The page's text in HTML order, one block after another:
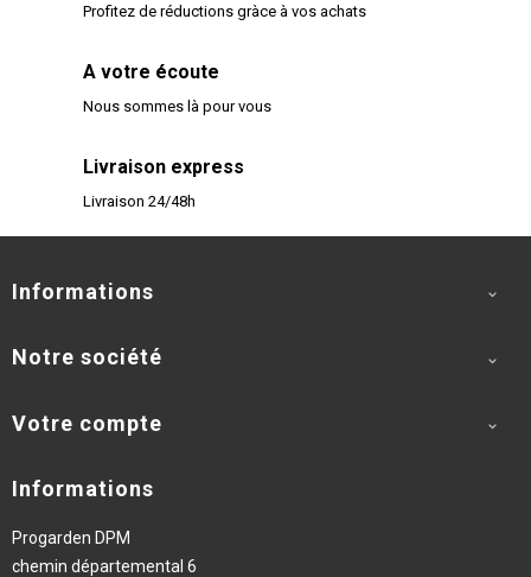
Profitez de réductions gràce à vos achats
A votre écoute
Nous sommes là pour vous
Livraison express
Livraison 24/48h
Informations 
Notre société 
Votre compte 
Informations
Progarden DPM
chemin départemental 6